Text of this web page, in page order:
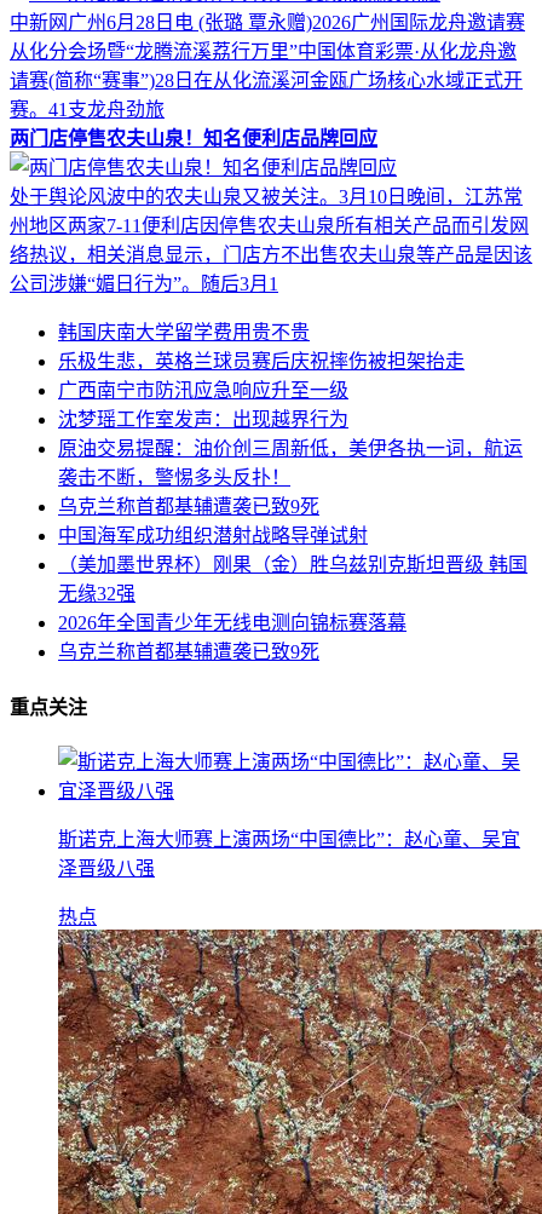
中新网广州6月28日电 (张璐 覃永赠)2026广州国际龙舟邀请赛
从化分会场暨“龙腾流溪荔行万里”中国体育彩票·从化龙舟邀
请赛(简称“赛事”)28日在从化流溪河金瓯广场核心水域正式开
赛。41支龙舟劲旅
两门店停售农夫山泉！知名便利店品牌回应
处于舆论风波中的农夫山泉又被关注。3月10日晚间，江苏常
州地区两家7-11便利店因停售农夫山泉所有相关产品而引发网
络热议，相关消息显示，门店方不出售农夫山泉等产品是因该
公司涉嫌“媚日行为”。随后3月1
韩国庆南大学留学费用贵不贵
乐极生悲，英格兰球员赛后庆祝摔伤被担架抬走
广西南宁市防汛应急响应升至一级
沈梦瑶工作室发声：出现越界行为
原油交易提醒：油价创三周新低，美伊各执一词，航运
袭击不断，警惕多头反扑！
乌克兰称首都基辅遭袭已致9死
中国海军成功组织潜射战略导弹试射
（美加墨世界杯）刚果（金）胜乌兹别克斯坦晋级 韩国
无缘32强
2026年全国青少年无线电测向锦标赛落幕
乌克兰称首都基辅遭袭已致9死
重点关注
斯诺克上海大师赛上演两场“中国德比”：赵心童、吴宜
泽晋级八强
热点